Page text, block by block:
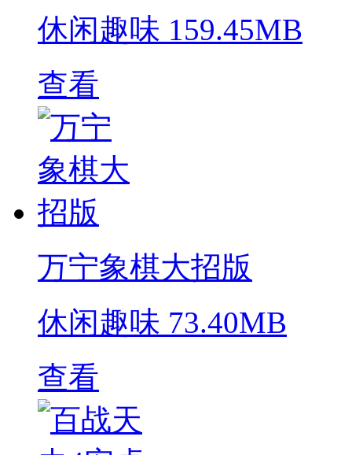
休闲趣味 159.45MB
查看
万宁象棋大招版
休闲趣味 73.40MB
查看